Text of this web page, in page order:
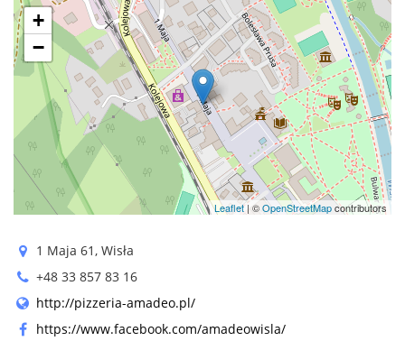
+
−
Leaflet| ©OpenStreetMapcontributors
1 Maja 61, Wisła
+48 33 857 83 16
http://pizzeria-amadeo.pl/
https://www.facebook.com/amadeowisla/